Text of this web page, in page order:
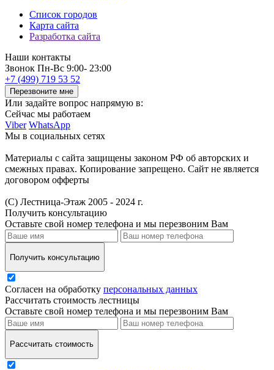
Список городов
Карта сайта
Разработка сайта
Наши контакты
Звонок Пн-Вс 9:00- 23:00
+7 (499) 719 53 52
Перезвоните мне
Или задайте вопрос напрямую в:
Сейчас мы работаем
Viber WhatsApp
Мы в социальных сетях
Материалы с сайта защищены законом РФ об авторских и
смежных правах. Копирование запрещено. Сайт не является
договором офферты
(С) Лестница-Этаж 2005 - 2024 г.
Получить консультацию
Оставьте свой номер телефона и мы перезвоним Вам
Получить консультацию
Согласен на обработку персональных данных
Рассчитать стоимость лестницы
Оставьте свой номер телефона и мы перезвоним Вам
Рассчитать стоимость